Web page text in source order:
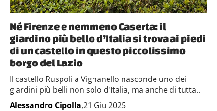
Né Firenze e nemmeno Caserta: il
giardino più bello d’Italia si trova ai piedi
di un castello in questo piccolissimo
borgo del Lazio
Il castello Ruspoli a Vignanello nasconde uno dei
giardini più belli non solo d'Italia, ma anche di tutta...
Alessandro Cipolla,21 Giu 2025